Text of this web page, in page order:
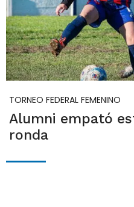
TORNEO FEDERAL FEMENINO
Alumni empató
ronda